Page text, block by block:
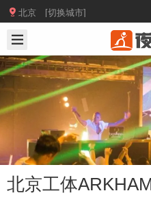
北京 [切换城市]
北京工体
@ 北京夜店网